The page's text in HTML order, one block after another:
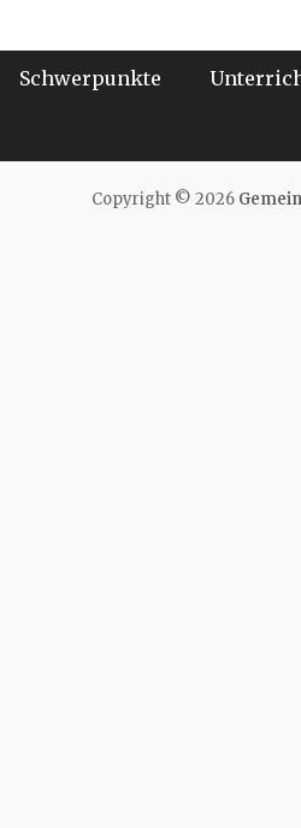
Schwerpunkte
Copyright © 2026